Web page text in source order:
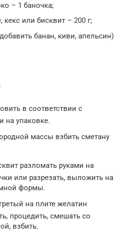
– 1 баночка;
кекс или бисквит – 200 г;
банан, киви, апельсин)
в соответствии с
на упаковке.
массы взбить сметану
разломать руками на
или разрезать, выложить на
формы.
на плите желатин
процедить, смешать со
взбить.